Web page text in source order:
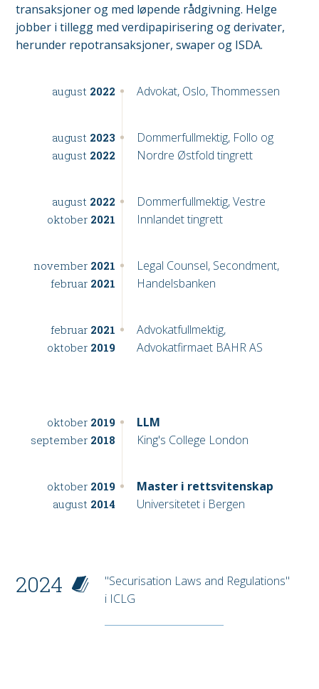
transaksjoner og med løpende rådgivning. Helge
jobber i tillegg med verdipapirisering og derivater,
herunder repotransaksjoner, swaper og ISDA.
august 2022 Advokat, Oslo, Thommessen
august 2023
august 2022
Dommerfullmektig, Follo og
Nordre Østfold tingrett
august 2022
oktober 2021
Dommerfullmektig, Vestre
Innlandet tingrett
november 2021
februar 2021
Legal Counsel, Secondment,
Handelsbanken
februar 2021
oktober 2019
Advokatfullmektig,
Advokatfirmaet BAHR AS
oktober 2019
september 2018
LLM
King's College London
oktober 2019
august 2014
Master i rettsvitenskap
Universitetet i Bergen
2024
"Securisation Laws and Regulations"
i ICLG